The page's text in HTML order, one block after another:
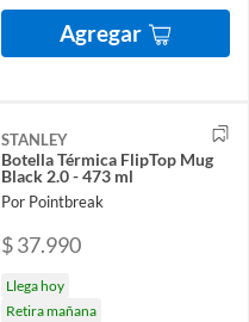
Agregar
STANLEY
Botella Térmica FlipTop Mug
Black 2.0 - 473 ml
Por Pointbreak
$ 37.990
Llega hoy
Retira mañana